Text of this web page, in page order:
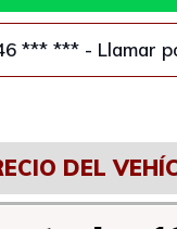
346 *** *** -
DEL